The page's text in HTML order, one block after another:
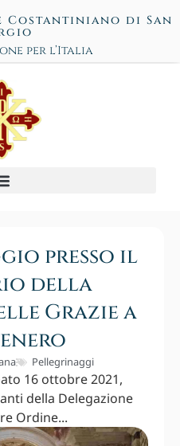
di San
per l’Italia
presso il
della
Grazie a
Pellegrinaggi
16 ottobre 2021,
della Delegazione
Ordine...